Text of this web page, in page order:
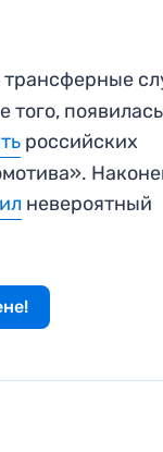
трансферные
того, появилась
российских
невероятный